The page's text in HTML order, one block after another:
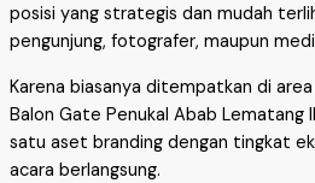
posisi yang strategis dan mudah
pengunjung, fotografer, maupun
Karena biasanya ditempatkan di
Balon Gate Penukal Abab Lematang
satu aset branding dengan tingkat
acara berlangsung.